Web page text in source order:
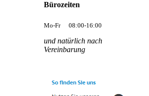
Bürozeiten
Mo-Fr 08:00-16:00
und natürlich nach
Vereinbarung